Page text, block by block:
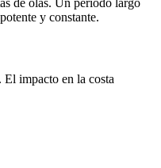
de olas. Un período largo
y constante.
impacto en la costa